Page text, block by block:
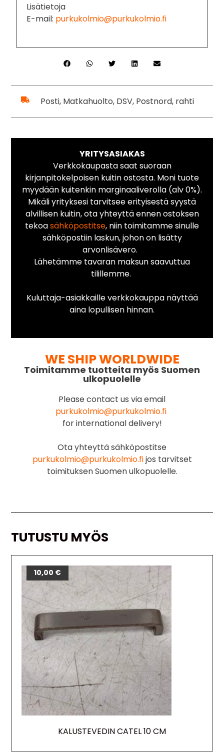
Lisätietoja
E-mail: purkukolmio@purkukolmio.fi
Posti, Matkahuolto, DSV, Postnord, rahti
YRITYSASIAKAS
Verkkokaupasta saat suoraan
kirjanpitokelpoisen kuitin ostosta. Moni tuote
myydään kuitenkin marginaaliverolla (alv 0%).
Mikäli yrityksesi tarvitsee erityisestä syystä
alvillisen kuitin, ota yhteyttä ennen ostoksen
tekoasähköpostitse, niin toimitamme sinulle
sähköpostiin laskun, johon on lisätty
arvonlisävero.
Lähetämme tavaran maksun saavuttua
tilillemme.
Kuluttaja-asiakkaille verkkokauppa näyttää
aina lopullisen hinnan.
WE SHIP WORLDWIDE
Toimitamme tuotteita myös Suomen
ulkopuolelle
Please contact us via email
purkukolmio@purkukolmio.fi
for international delivery!
Ota yhteyttä sähköpostitse
purkukolmio@purkukolmio.fijos tarvitset
toimituksen Suomen ulkopuolelle.
TUTUSTU MYÖS
KALUSTEVEDIN CATEL 10 CM
10,00 €